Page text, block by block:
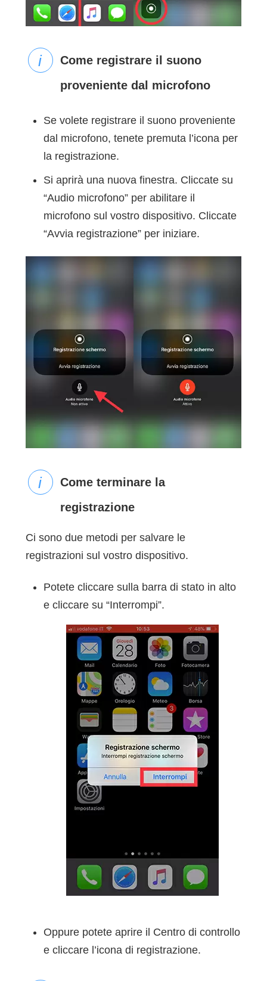
Come registrare il suono
proveniente dal microfono
Se volete registrare il suono proveniente
dal microfono, tenete premuta l’icona per
la registrazione.
Si aprirà una nuova finestra. Cliccate su
“Audio microfono” per abilitare il
microfono sul vostro dispositivo. Cliccate
“Avvia registrazione” per iniziare.
Come terminare la
registrazione
Ci sono due metodi per salvare le
registrazioni sul vostro dispositivo.
Potete cliccare sulla barra di stato in alto
e cliccare su “Interrompi”.
Oppure potete aprire il Centro di controllo
e cliccare l’icona di registrazione.